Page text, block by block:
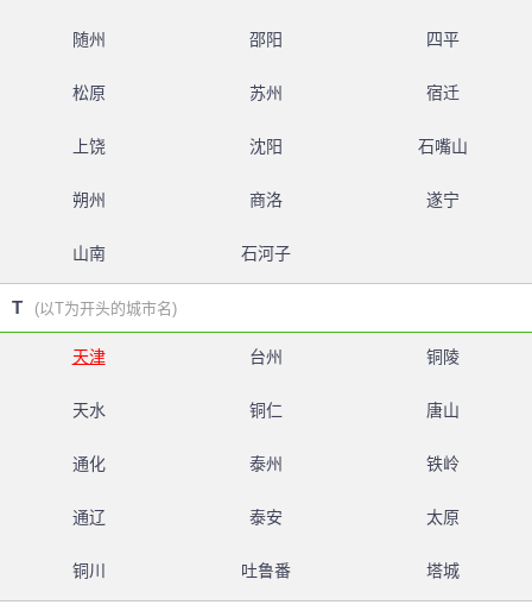
随州 邵阳 四平
松原 苏州 宿迁
上饶 沈阳 石嘴山
朔州 商洛 遂宁
山南 石河子
T (以T为开头的城市名)
天津 台州 铜陵
天水 铜仁 唐山
通化 泰州 铁岭
通辽 泰安 太原
铜川 吐鲁番 塔城